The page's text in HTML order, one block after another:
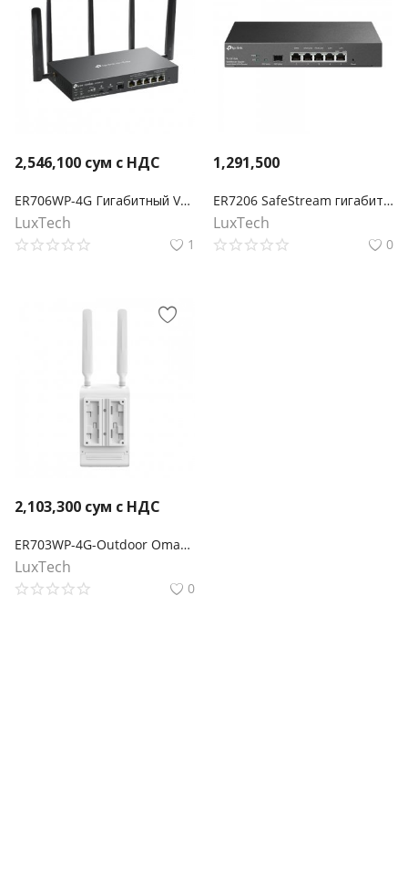
2,546,100 сум с НДС
ER706WP-4G Гигабитный VPN-шлюз Omada 4G+ Cat6 AX3000 с 4 портами PoE+
LuxTech
1
1,291,500
ER7206 SafeStream гигабитный Multi-WAN VPN‑маршрутизатор
LuxTech
0
2,103,300 сум с НДС
ER703WP-4G-Outdoor Omada 4G+ Cat6 AX3000 Wi-Fi 6 наружный/внутренний шлюз
LuxTech
0